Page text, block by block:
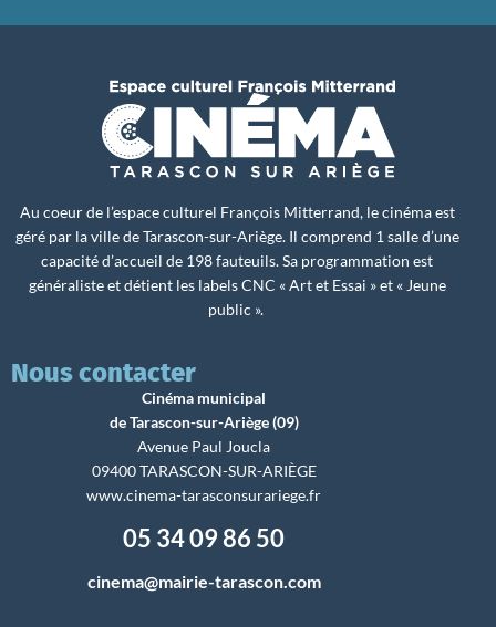
Au coeur de l’espace culturel François Mitterrand, le cinéma est
géré par la ville de Tarascon-sur-Ariège. Il comprend 1 salle d’une
capacité d’accueil de 198 fauteuils. Sa programmation est
généraliste et détient les labels CNC « Art et Essai » et « Jeune
public ».
Nous contacter
Cinéma municipal
de Tarascon-sur-Ariège (09)
Avenue Paul Joucla
09400 TARASCON-SUR-ARIÈGE
www.cinema-tarasconsurariege.fr
05 34 09 86 50
cinema@mairie-tarascon.com